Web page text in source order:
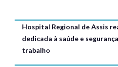
Hospital Regional de Assis
dedicada à saúde e
trabalho